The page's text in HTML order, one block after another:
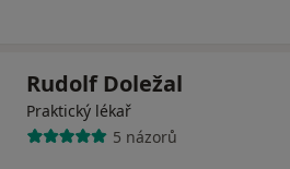
Rudolf Doležal
Praktický lékař
5 názorů